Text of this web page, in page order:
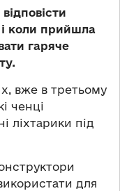
коли прийшла
гаряче
вже в третьому
ченці
ліхтарики під
для